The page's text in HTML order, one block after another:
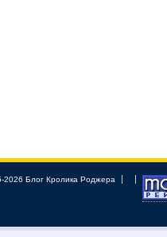
2026 Блог Кролика Роджера